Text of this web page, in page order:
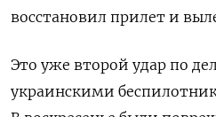
восстановил прилет и
Это уже второй удар по
украинскими